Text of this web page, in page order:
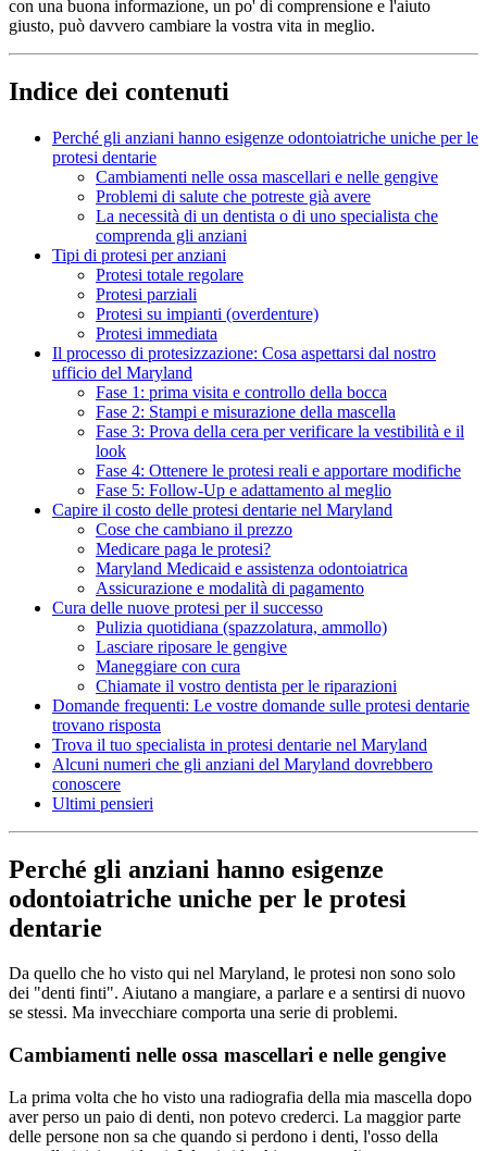
con una buona informazione, un po' di comprensione e l'aiuto
giusto, può davvero cambiare la vostra vita in meglio.
Indice dei contenuti
Perché gli anziani hanno esigenze odontoiatriche uniche per le
protesi dentarie
Cambiamenti nelle ossa mascellari e nelle gengive
Problemi di salute che potreste già avere
La necessità di un dentista o di uno specialista che
comprenda gli anziani
Tipi di protesi per anziani
Protesi totale regolare
Protesi parziali
Protesi su impianti (overdenture)
Protesi immediata
Il processo di protesizzazione: Cosa aspettarsi dal nostro
ufficio del Maryland
Fase 1: prima visita e controllo della bocca
Fase 2: Stampi e misurazione della mascella
Fase 3: Prova della cera per verificare la vestibilità e il
look
Fase 4: Ottenere le protesi reali e apportare modifiche
Fase 5: Follow-Up e adattamento al meglio
Capire il costo delle protesi dentarie nel Maryland
Cose che cambiano il prezzo
Medicare paga le protesi?
Maryland Medicaid e assistenza odontoiatrica
Assicurazione e modalità di pagamento
Cura delle nuove protesi per il successo
Pulizia quotidiana (spazzolatura, ammollo)
Lasciare riposare le gengive
Maneggiare con cura
Chiamate il vostro dentista per le riparazioni
Domande frequenti: Le vostre domande sulle protesi dentarie
trovano risposta
Trova il tuo specialista in protesi dentarie nel Maryland
Alcuni numeri che gli anziani del Maryland dovrebbero
conoscere
Ultimi pensieri
Perché gli anziani hanno esigenze
odontoiatriche uniche per le protesi
dentarie
Da quello che ho visto qui nel Maryland, le protesi non sono solo
dei "denti finti". Aiutano a mangiare, a parlare e a sentirsi di nuovo
se stessi. Ma invecchiare comporta una serie di problemi.
Cambiamenti nelle ossa mascellari e nelle gengive
La prima volta che ho visto una radiografia della mia mascella dopo
aver perso un paio di denti, non potevo crederci. La maggior parte
delle persone non sa che quando si perdono i denti, l'osso della